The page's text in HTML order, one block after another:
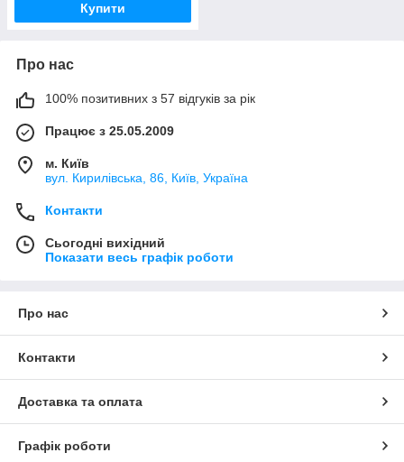
Купити
Про нас
100% позитивних з 57 відгуків за рік
Працює з 25.05.2009
м. Київ
вул. Кирилівська, 86, Київ, Україна
Контакти
Сьогодні вихідний
Показати весь графік роботи
Про нас
Контакти
Доставка та оплата
Графік роботи